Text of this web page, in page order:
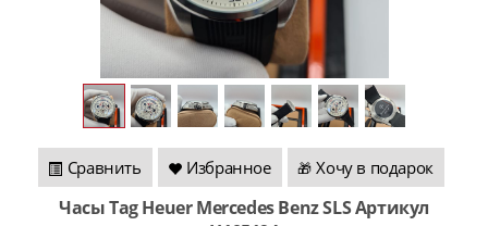
Сравнить Избранное 🎁 Хочу в подарок
Часы Tag Heuer Mercedes Benz SLS Артикул